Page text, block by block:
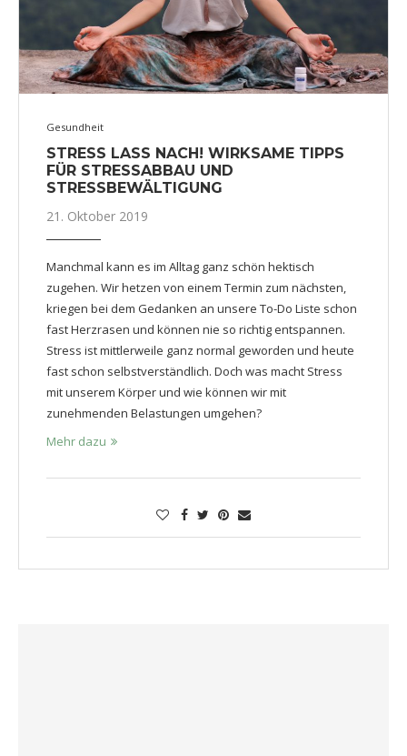
Gesundheit
STRESS LASS NACH! WIRKSAME TIPPS
FÜR STRESSABBAU UND
STRESSBEWÄLTIGUNG
21. Oktober 2019
Manchmal kann es im Alltag ganz schön hektisch
zugehen. Wir hetzen von einem Termin zum nächsten,
kriegen bei dem Gedanken an unsere To-Do Liste schon
fast Herzrasen und können nie so richtig entspannen.
Stress ist mittlerweile ganz normal geworden und heute
fast schon selbstverständlich. Doch was macht Stress
mit unserem Körper und wie können wir mit
zunehmenden Belastungen umgehen?
Mehr dazu